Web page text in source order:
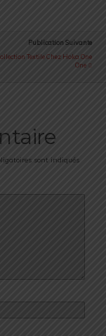
Publication Suivante
Textile Chez Hoka One
One
sont indiqués